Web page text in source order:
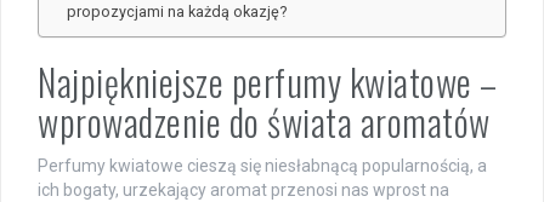
propozycjami na każdą okazję?
Najpiękniejsze perfumy kwiatowe –
wprowadzenie do świata aromatów
Perfumy kwiatowe cieszą się niesłabnącą popularnością, a
ich bogaty, urzekający aromat przenosi nas wprost na